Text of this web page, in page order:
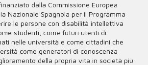
dalla Commissione Europea
Nazionale Spagnola per il Programma
le persone con disabilità intellettiva
studenti, come futuri utenti di
nelle università e come cittadini che
come generatori di conoscenza
della propria vita in società più